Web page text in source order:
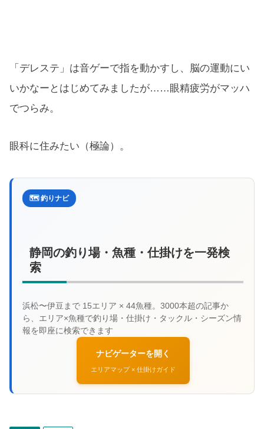
「デレステ」は音ゲーで指を動かすし、脳の運動にい
いかなーとはじめてみましたが……眼精疲労がマッハ
でつらみ。
眼科に住みたい（極論）。
🗺️ 釣りナビ
静岡の釣り場・魚種・仕掛けを一発検
索
ナビゲーターを開く
エリアマップ × 仕掛けガイド